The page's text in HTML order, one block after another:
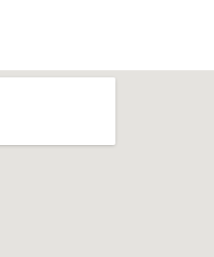
se komunity na fakturaci,